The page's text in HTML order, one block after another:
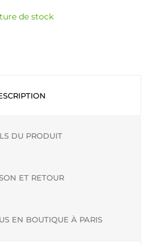
de stock
DU PRODUIT
ET RETOUR
EN BOUTIQUE À PARIS